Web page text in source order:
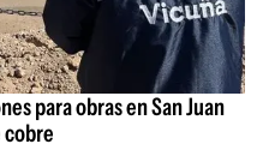
para obras en San Juan
cobre